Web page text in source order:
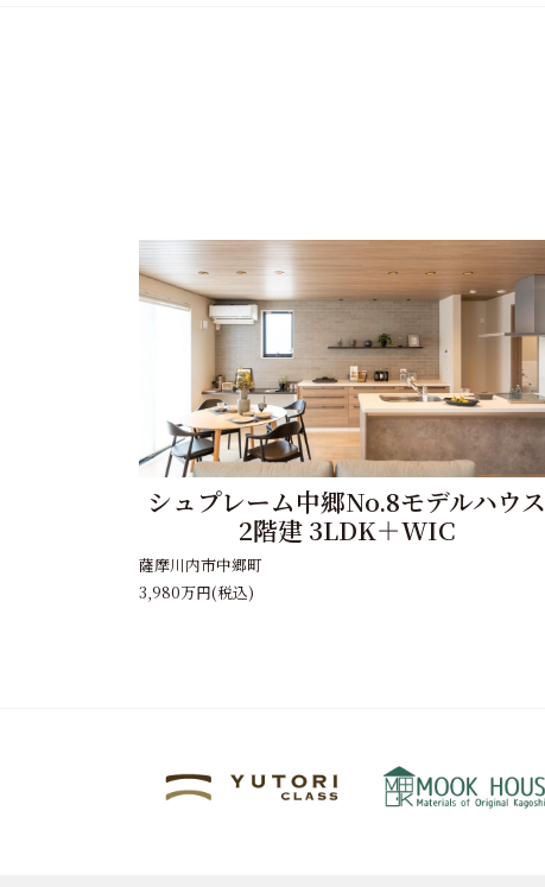
シュプレーム中郷No.8モデルハウス
2階建 3LDK＋WIC
薩摩川内市中郷町
3,980万円(税込)